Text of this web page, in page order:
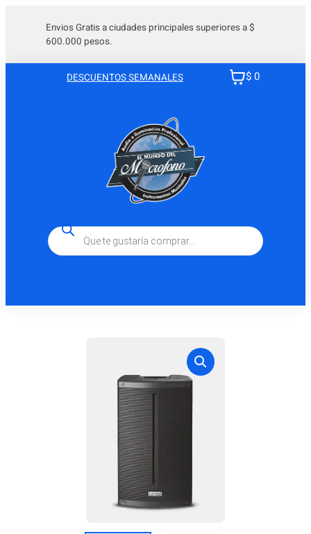
contenido
Envios Gratis a ciudades principales superiores a $
600.000 pesos.
DESCUENTOS SEMANALES $ 0
Búsqueda
de
productos